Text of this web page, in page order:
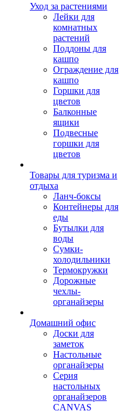
Уход за растениями
Лейки для
комнатных
растений
Поддоны для
кашпо
Ограждение для
кашпо
Горшки для
цветов
Балконные
ящики
Подвесные
горшки для
цветов
Товары для туризма и
отдыха
Ланч-боксы
Контейнеры для
еды
Бутылки для
воды
Сумки-
холодильники
Термокружки
Дорожные
чехлы-
органайзеры
Домашний офис
Доски для
заметок
Настольные
органайзеры
Серия
настольных
органайзеров
CANVAS